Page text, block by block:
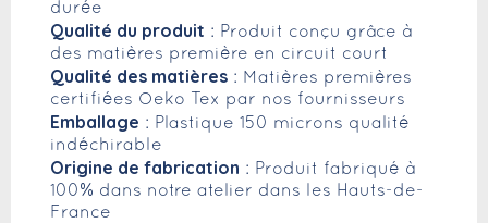
durée
Qualité du produit : Produit conçu grâce à
des matières première en circuit court
Qualité des matières : Matières premières
certifiées Oeko Tex par nos fournisseurs
Emballage : Plastique 150 microns qualité
indéchirable
Origine de fabrication : Produit fabriqué à
100% dans notre atelier dans les Hauts-de-
France